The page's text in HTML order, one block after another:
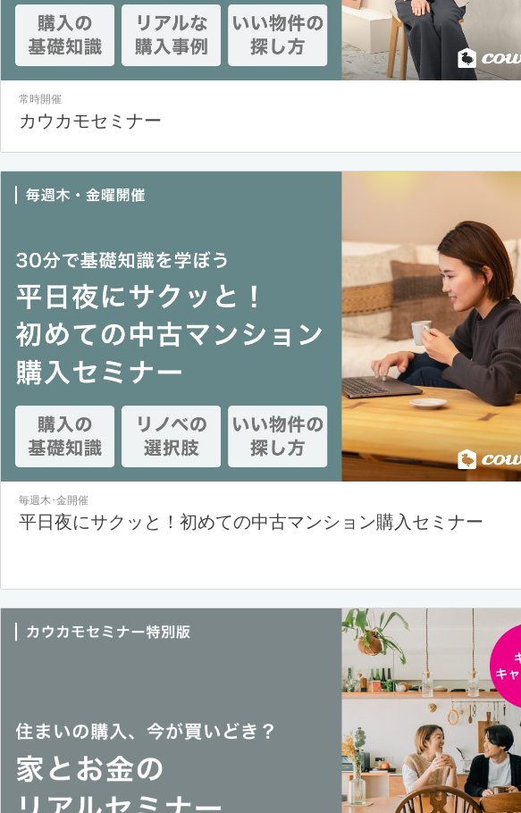
常時開催
カウカモセミナー
毎週木･金開催
平日夜にサクッと！初めての中古マンション購入セミナー